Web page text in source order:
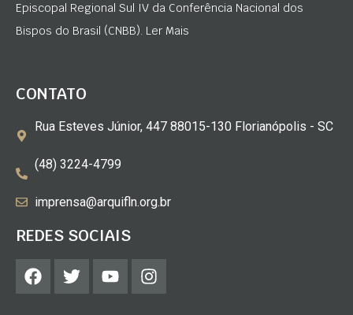
Episcopal Regional Sul IV da Conferência Nacional dos
Bispos do Brasil (CNBB). Ler Mais
CONTATO
Rua Esteves Júnior, 447 88015-130 Florianópolis - SC
(48) 3224-4799
imprensa@arquifln.org.br
REDES SOCIAIS